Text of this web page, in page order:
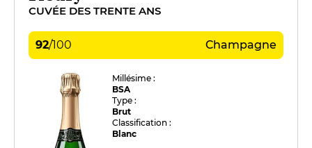
CUVÉE DES TRENTE ANS
92/100 Champagne
Millésime :
BSA
Type :
Brut
Classification :
Blanc